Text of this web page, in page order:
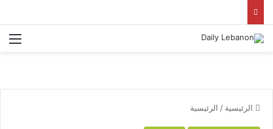
الرئيسية / الرئيسية